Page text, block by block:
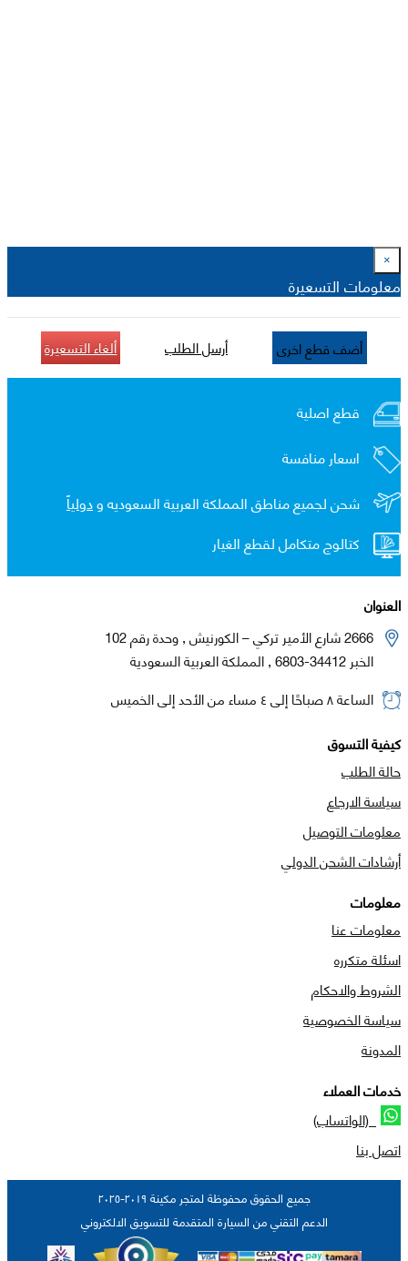
×
معلومات التسعيرة
أضف قطع اخرى أرسل الطلب ألغاء التسعيرة
قطع اصلية
اسعار منافسة
شحن لجميع مناطق المملكة العربية السعوديه ودولياً
كتالوج متكامل لقطع الغيار
العنوان
2666 شارع الأمير تركي – الكورنيش , وحدة رقم 102
الخبر 34412-6803 , المملكة العربية السعودية
الساعة ٨ صباحًا إلى ٤ مساء من الأحد إلى الخميس
كيفية التسوق
حالة الطلب
سياسة الارجاع
معلومات التوصيل
أرشادات الشحن الدولي
معلومات
معلومات عنا
اسئلة متكرره
الشروط والاحكام
سياسة الخصوصية
المدونة
خدمات العملاء
(الواتساب)
اتصل بنا
جميع الحقوق محفوظة لمتجر مكينة ٢٠١٩-٢٠٢٥
الدعم التقني من السيارة المتقدمة للتسويق الالكتروني